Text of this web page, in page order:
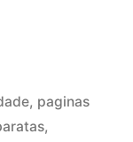
, paginas
,